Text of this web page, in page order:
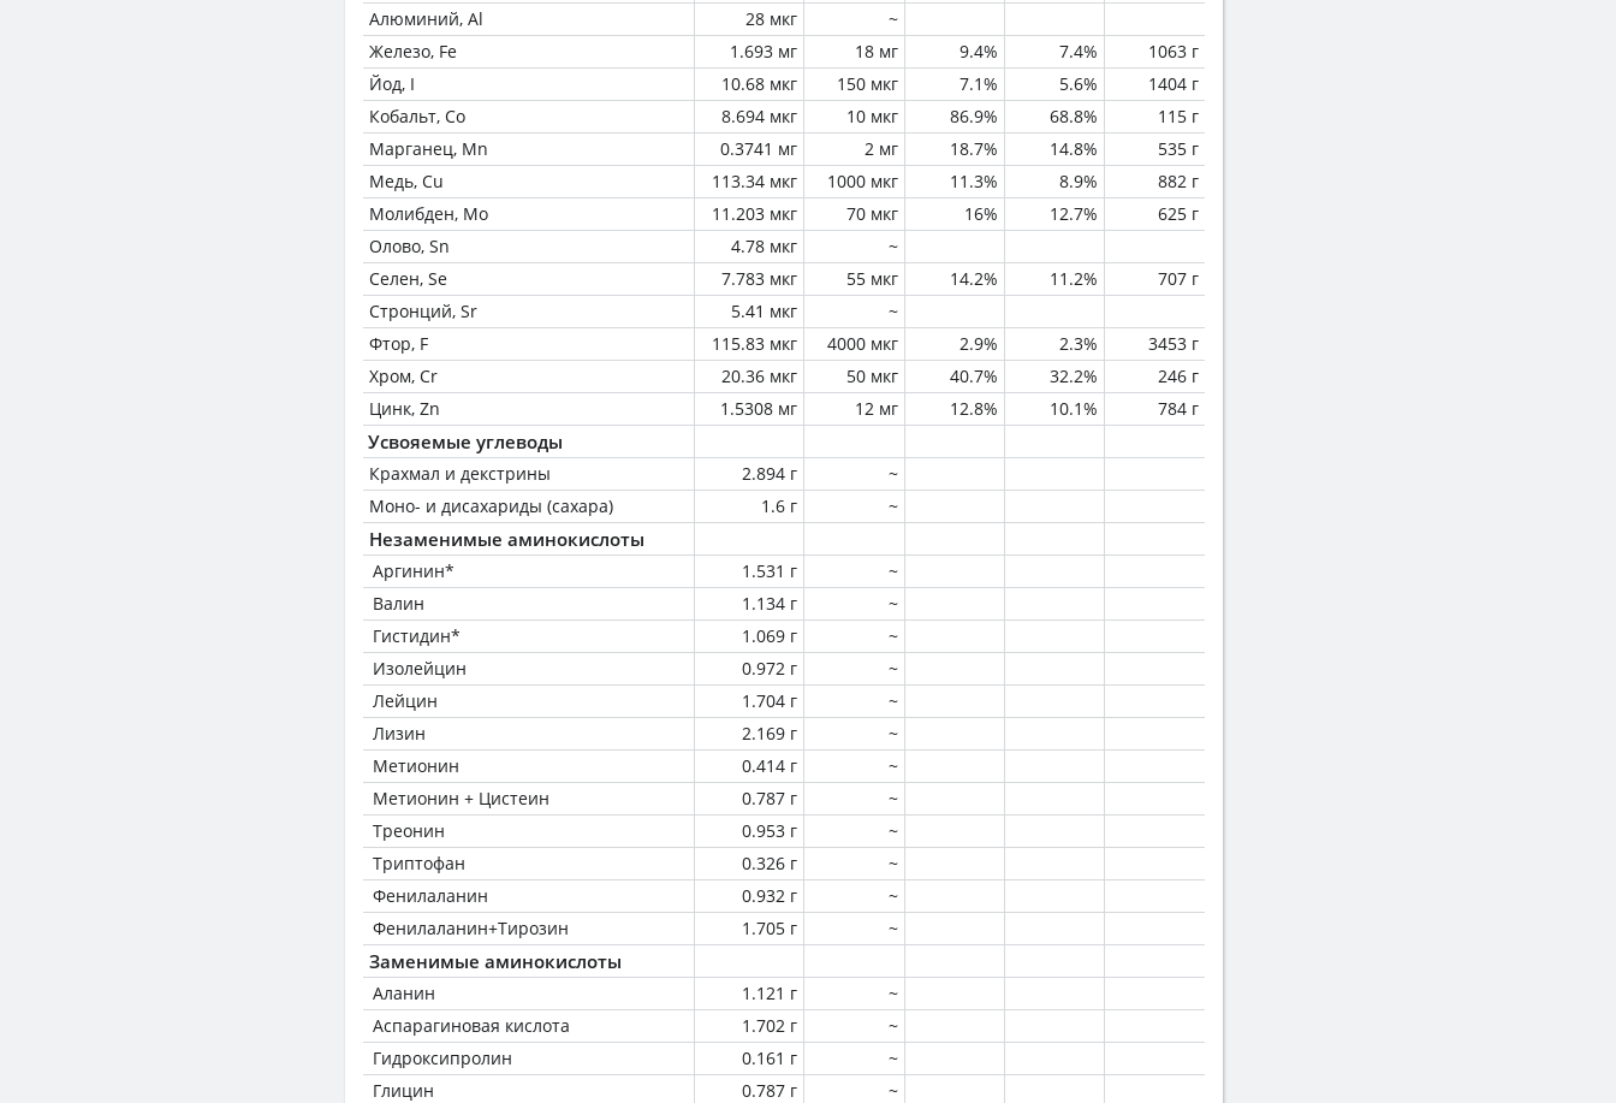
Алюминий, Al 28 мкг
~
Железо, Fe
1.693 мг 18 мг 9.4% 7.4%
1063 г
Йод, I
10.68 мкг 150 мкг 7.1% 5.6%
1404 г
Кобальт, Co
8.694 мкг 10 мкг 86.9% 68.8%
115 г
Марганец, Mn
0.3741 мг 2 мг 18.7% 14.8%
535 г
Медь, Cu
113.34 мкг 1000 мкг 11.3% 8.9%
882 г
Молибден, Mo
11.203 мкг 70 мкг 16% 12.7%
625 г
Олово, Sn
4.78 мкг
~
Селен, Se
7.783 мкг 55 мкг 14.2% 11.2%
707 г
Стронций, Sr
5.41 мкг
~
Фтор, F
115.83 мкг 4000 мкг 2.9% 2.3%
3453 г
Хром, Cr
20.36 мкг 50 мкг 40.7% 32.2%
246 г
Цинк, Zn
1.5308 мг 12 мг 12.8% 10.1% 784 г
Усвояемые углеводы
Крахмал и декстрины 2.894 г
~
Моно- и дисахариды (сахара)
1.6 г ~
Незаменимые аминокислоты
Аргинин* 1.531 г
~
Валин
1.134 г
~
Гистидин*
1.069 г
~
Изолейцин
0.972 г
~
Лейцин
1.704 г
~
Лизин
2.169 г
~
Метионин
0.414 г
~
Метионин + Цистеин
0.787 г
~
Треонин
0.953 г
~
Триптофан
0.326 г
~
Фенилаланин
0.932 г
~
Фенилаланин+Тирозин
1.705 г ~
Заменимые аминокислоты
Аланин 1.121 г
~
Аспарагиновая кислота
1.702 г
~
Гидроксипролин
0.161 г
~
Глицин
0.787 г ~